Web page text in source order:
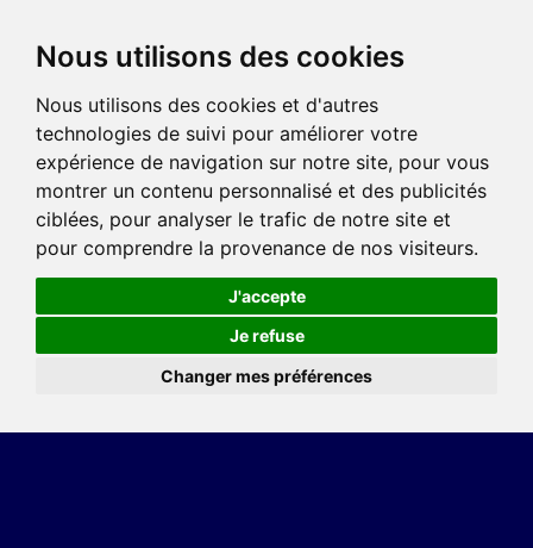
Nous utilisons des cookies
Nous utilisons des cookies et d'autres
technologies de suivi pour améliorer votre
expérience de navigation sur notre site, pour vous
montrer un contenu personnalisé et des publicités
ciblées, pour analyser le trafic de notre site et
pour comprendre la provenance de nos visiteurs.
J'accepte
Je refuse
Changer mes préférences